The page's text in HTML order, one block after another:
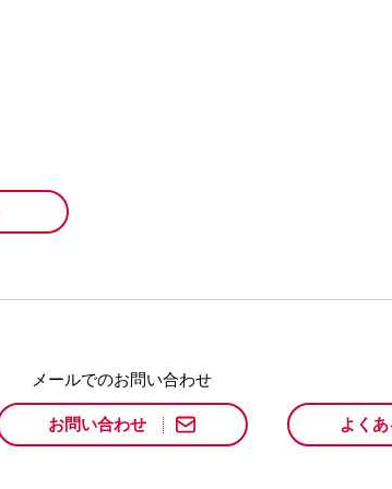
メールでのお問い合わせ
お問い合わせ よく